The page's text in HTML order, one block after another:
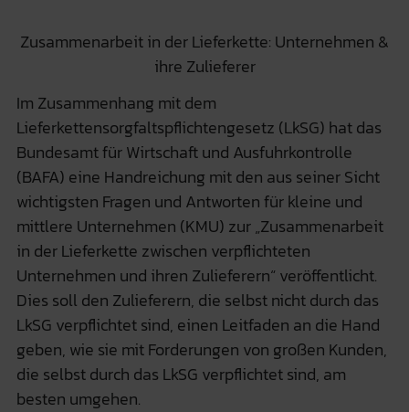
Zusammenarbeit in der Lieferkette: Unternehmen &
ihre Zulieferer
Im Zusammenhang mit dem
Lieferkettensorgfaltspflichtengesetz (LkSG) hat das
Bundesamt für Wirtschaft und Ausfuhrkontrolle
(BAFA) eine Handreichung mit den aus seiner Sicht
wichtigsten Fragen und Antworten für kleine und
mittlere Unternehmen (KMU) zur „Zusammenarbeit
in der Lieferkette zwischen verpflichteten
Unternehmen und ihren Zulieferern“ veröffentlicht.
Dies soll den Zulieferern, die selbst nicht durch das
LkSG verpflichtet sind, einen Leitfaden an die Hand
geben, wie sie mit Forderungen von großen Kunden,
die selbst durch das LkSG verpflichtet sind, am
besten umgehen.